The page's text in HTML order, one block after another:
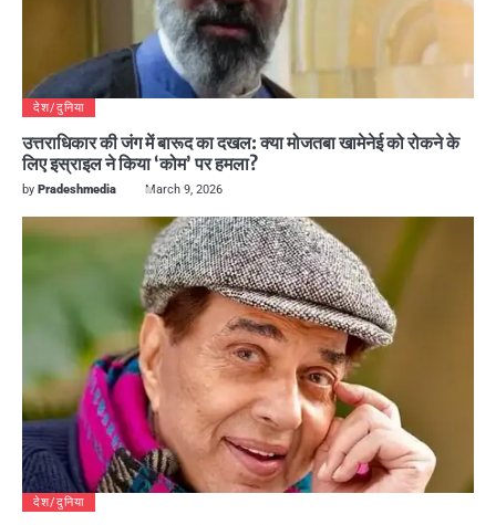
देश/दुनिया
उत्तराधिकार की जंग में बारूद का दखल: क्या मोजतबा खामेनेई को रोकने के
लिए इस्राइल ने किया ‘कोम’ पर हमला?
by Pradeshmedia March 9, 2026
देश/दुनिया